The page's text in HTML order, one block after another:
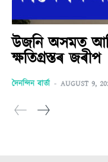
উজনি অসমত
ক্ষতিগ্ৰস্তৰ জৰীপ
দৈনন্দিন বাৰ্তা - AUGUST 9,